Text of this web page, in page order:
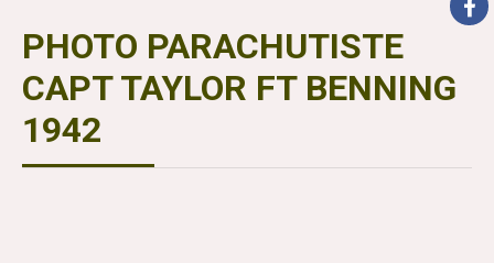
PHOTO PARACHUTISTE
CAPT TAYLOR FT BENNING
1942